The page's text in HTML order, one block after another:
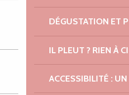
DÉGUSTATION ET
IL PLEUT ? RIEN À
ACCESSIBILITÉ :